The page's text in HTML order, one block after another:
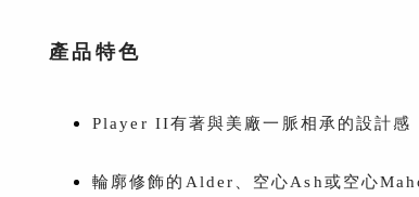
產品特色
Player II有著與美廠一脈相承的設計感
輪廓修飾的Alder、空心Ash或空心